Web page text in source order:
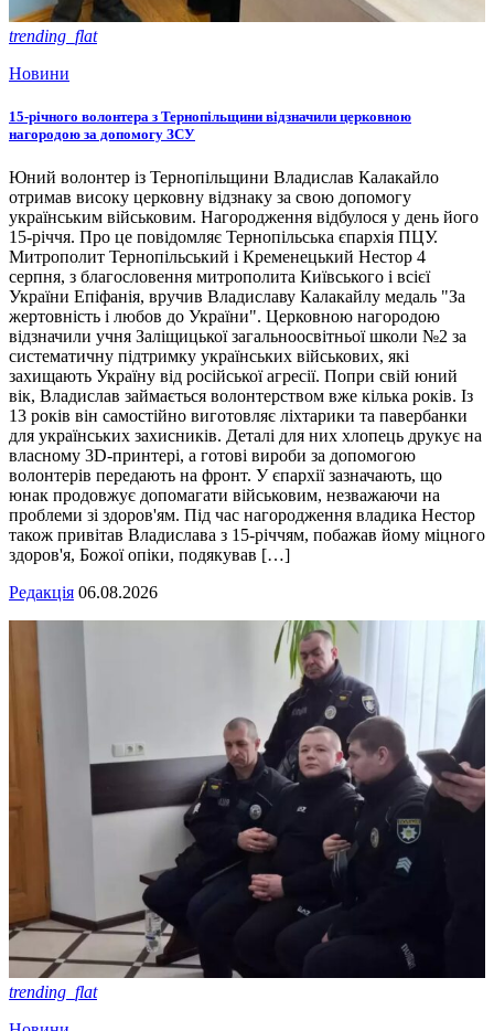
trending_flat
Новини
15-річного волонтера з Тернопільщини відзначили церковною
нагородою за допомогу ЗСУ
Юний волонтер із Тернопільщини Владислав Калакайло
отримав високу церковну відзнаку за свою допомогу
українським військовим. Нагородження відбулося у день його
15-річчя. Про це повідомляє Тернопільська єпархія ПЦУ.
Митрополит Тернопільський і Кременецький Нестор 4
серпня, з благословення митрополита Київського і всієї
України Епіфанія, вручив Владиславу Калакайлу медаль "За
жертовність і любов до України". Церковною нагородою
відзначили учня Заліщицької загальноосвітньої школи №2 за
систематичну підтримку українських військових, які
захищають Україну від російської агресії. Попри свій юний
вік, Владислав займається волонтерством вже кілька років. Із
13 років він самостійно виготовляє ліхтарики та павербанки
для українських захисників. Деталі для них хлопець друкує на
власному 3D-принтері, а готові вироби за допомогою
волонтерів передають на фронт. У єпархії зазначають, що
юнак продовжує допомагати військовим, незважаючи на
проблеми зі здоров'ям. Під час нагородження владика Нестор
також привітав Владислава з 15-річчям, побажав йому міцного
здоров'я, Божої опіки, подякував […]
Редакція 06.08.2026
trending_flat